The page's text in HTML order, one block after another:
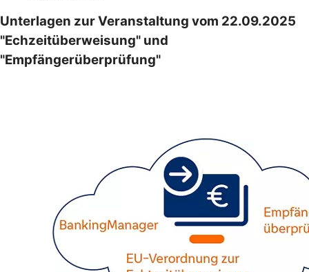
Unterlagen zur Veranstaltung vom 22.09.2025
"Echzeitüberweisung" und
"Empfängerüberprüfung"